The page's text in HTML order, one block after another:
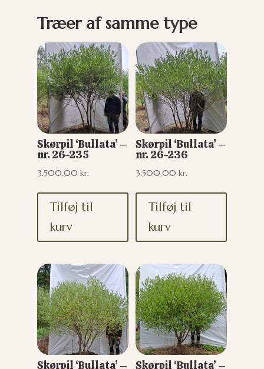
Træer af samme type
Skørpil ‘Bullata’ –
nr. 26-235
3.500,00 kr.
Tilføj til
kurv
Skørpil ‘Bullata’ –
nr. 26-236
3.500,00kr.
Tilføj til
kurv
Skørpil ‘Bullata’ – Skørpil ‘Bullata’ –